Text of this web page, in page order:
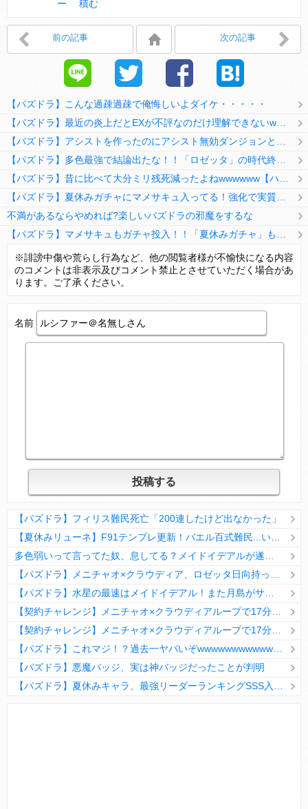
ー 積む
前の記事 次の記事
【パズドラ】こんな過疎過疎で俺悔しいよダイケ・・・・・
不満があるならやめれば?楽しいパズドラの邪魔をするな
【パズドラ】TB・HEARTSの6人は全員分岐進化とアシスト2種あり！HEARTSエンジェルの進化いいな
変な所でセーブして詰んだゲーム、貴方にはありますか？
Powered by livedoor 相互RSS
※誹謗中傷や荒らし行為など、他の閲覧者様が不愉快になる内容
のコメントは非表示及びコメント禁止とさせていただく場合があ
ります。ご了承ください。
名前
【パズドラ】フィリス難民死亡「200連したけど出なかった」
【パズドラ】悪魔バッジ、実は神バッジだったことが判明